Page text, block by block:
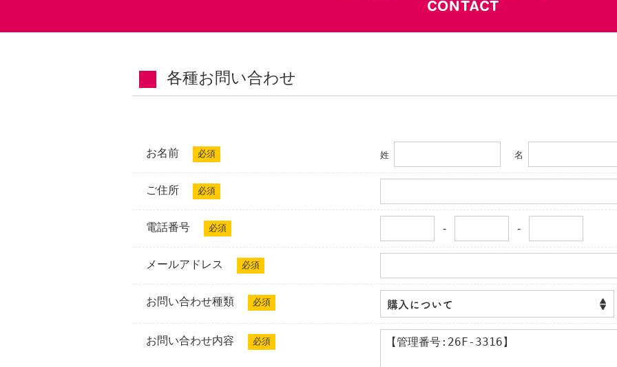
CONTACT
各種お問い合わせ
お名前 必須 姓 名
ご住所 必須
電話番号 必須 - -
メールアドレス 必須
お問い合わせ種類 必須
お問い合わせ内容 必須